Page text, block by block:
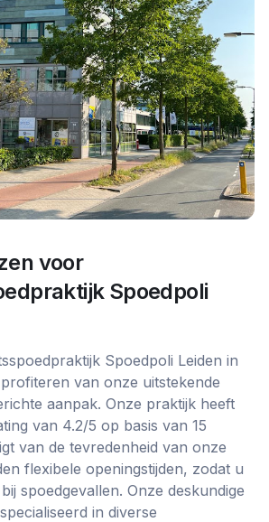
voor
Spoedpoli
Spoedpoli Leiden in
van onze uitstekende
aanpak. Onze praktijk heeft
van 4.2/5 op basis van 15
van de tevredenheid van onze
flexibele openingstijden, zodat u
spoedgevallen. Onze deskundige
in diverse